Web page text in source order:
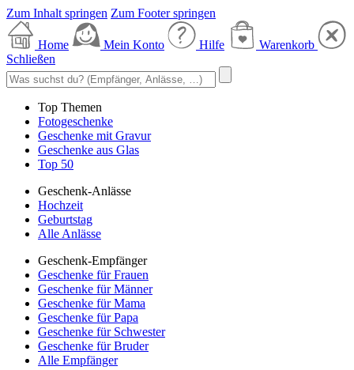
Zum Inhalt springen Zum Footer springen
Home Mein Konto Hilfe
Warenkorb
Schließen
Top Themen
Fotogeschenke
Geschenke mit Gravur
Geschenke aus Glas
Top 50
Geschenk-Anlässe
Hochzeit
Geburtstag
Alle Anlässe
Geschenk-Empfänger
Geschenke für Frauen
Geschenke für Männer
Geschenke für Mama
Geschenke für Papa
Geschenke für Schwester
Geschenke für Bruder
Alle Empfänger